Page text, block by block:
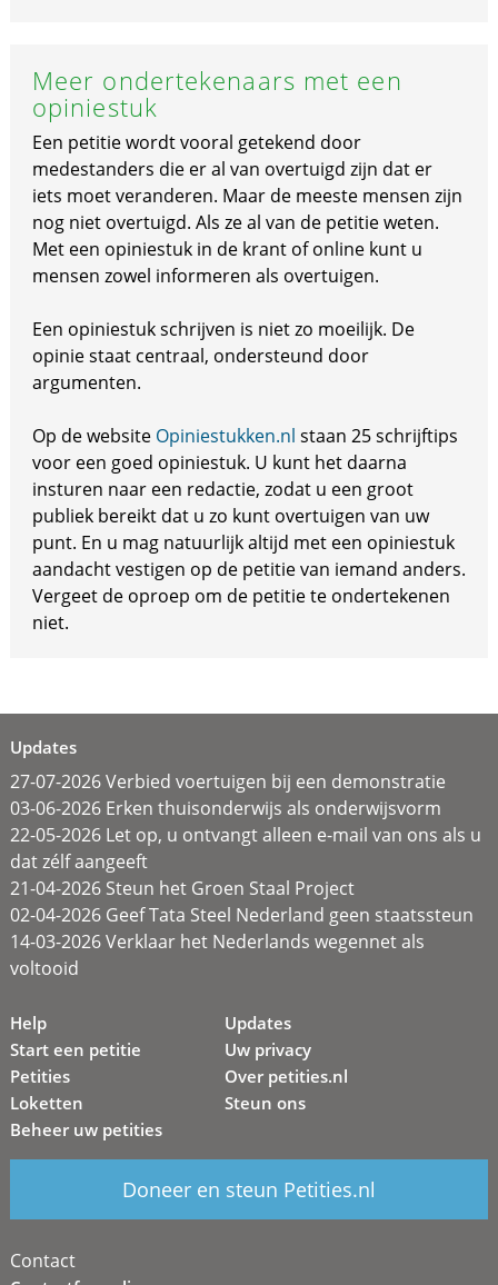
Meer ondertekenaars met een
opiniestuk
Een petitie wordt vooral getekend door
medestanders die er al van overtuigd zijn dat er
iets moet veranderen. Maar de meeste mensen zijn
nog niet overtuigd. Als ze al van de petitie weten.
Met een opiniestuk in de krant of online kunt u
mensen zowel informeren als overtuigen.
Een opiniestuk schrijven is niet zo moeilijk. De
opinie staat centraal, ondersteund door
argumenten.
Op de website Opiniestukken.nl staan 25 schrijftips
voor een goed opiniestuk. U kunt het daarna
insturen naar een redactie, zodat u een groot
publiek bereikt dat u zo kunt overtuigen van uw
punt. En u mag natuurlijk altijd met een opiniestuk
aandacht vestigen op de petitie van iemand anders.
Vergeet de oproep om de petitie te ondertekenen
niet.
Updates
27-07-2026 Verbied voertuigen bij een demonstratie
03-06-2026 Erken thuisonderwijs als onderwijsvorm
22-05-2026 Let op, u ontvangt alleen e-mail van ons als u
dat zélf aangeeft
21-04-2026 Steun het Groen Staal Project
02-04-2026 Geef Tata Steel Nederland geen staatssteun
14-03-2026 Verklaar het Nederlands wegennet als
voltooid
Help
Start een petitie
Petities
Loketten
Beheer uw petities
Updates
Uw privacy
Over petities.nl
Steun ons
Doneer en steun Petities.nl
Contact